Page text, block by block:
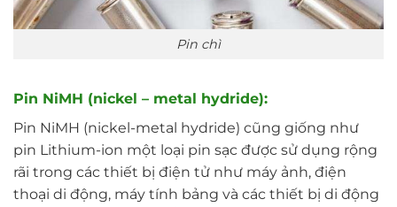
Pin chì
Pin NiMH (nickel – metal hydride):
Pin NiMH (nickel-metal hydride) cũng giống như
pin Lithium-ion một loại pin sạc được sử dụng rộng
rãi trong các thiết bị điện tử như máy ảnh, điện
thoại di động, máy tính bảng và các thiết bị di động